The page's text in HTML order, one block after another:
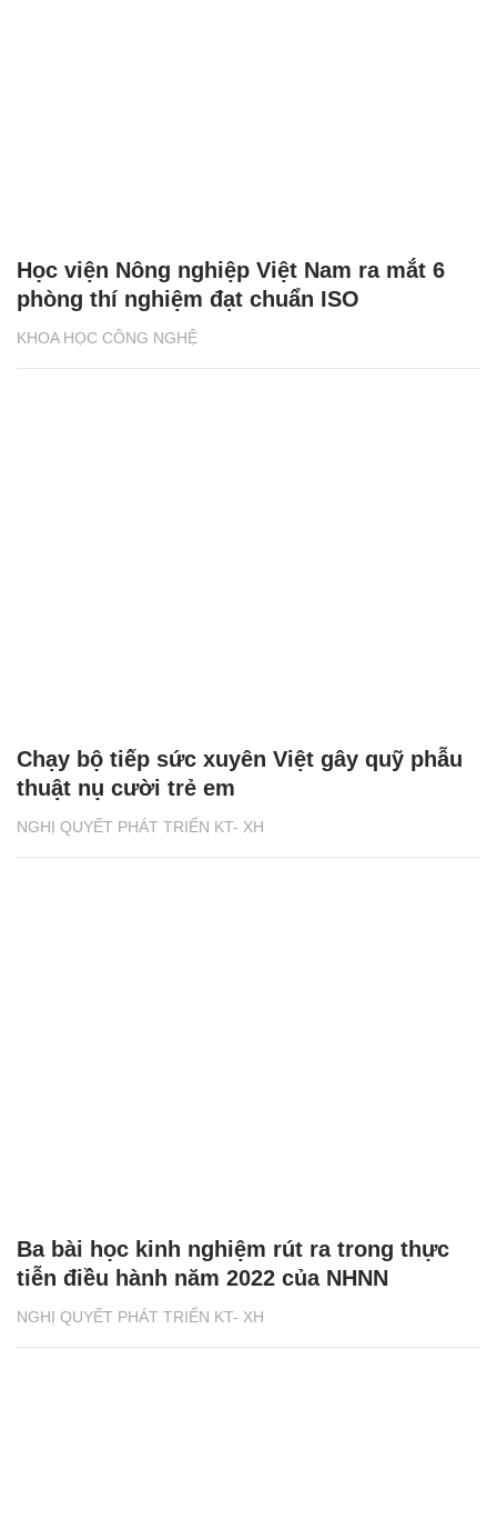
KHOA HỌC CÔNG NGHỆ
Học viện Nông nghiệp Việt Nam ra mắt 6
phòng thí nghiệm đạt chuẩn ISO
NGHỊ QUYẾT PHÁT TRIỂN KT- XH
Chạy bộ tiếp sức xuyên Việt gây quỹ phẫu
thuật nụ cười trẻ em
NGHỊ QUYẾT PHÁT TRIỂN KT- XH
Ba bài học kinh nghiệm rút ra trong thực
tiễn điều hành năm 2022 của NHNN